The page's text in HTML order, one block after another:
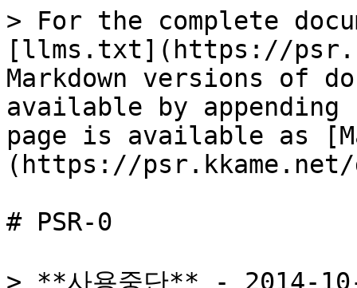
> For the complete
[llms.txt](https://
Markdown versions of
available by
page is available as
(https://psr.kkame.net/
# PSR-0
> **사용중단** - 2014-10-